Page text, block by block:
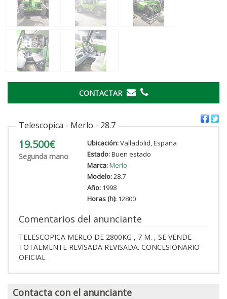
CONTACTAR
Telescopica - Merlo - 28.7
19.500€
Segunda mano
Ubicación:Valladolid, España
Estado:Buen estado
Marca:Merlo
Modelo:28.7
Año:1998
Horas (h):12800
Comentarios del anunciante
TELESCOPICA MERLO DE 2800KG , 7 M. , SE VENDE
TOTALMENTE REVISADA REVISADA. CONCESIONARIO
OFICIAL
Contacta con el anunciante